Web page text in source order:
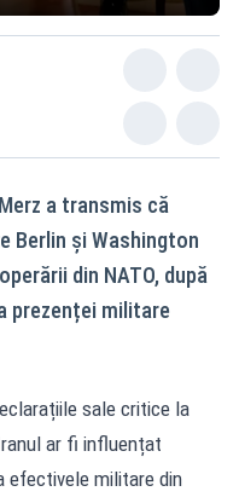
a transmis că
Berlin și Washington
din NATO, după
prezenței militare
sale critice la
ar fi influențat
efectivele militare din